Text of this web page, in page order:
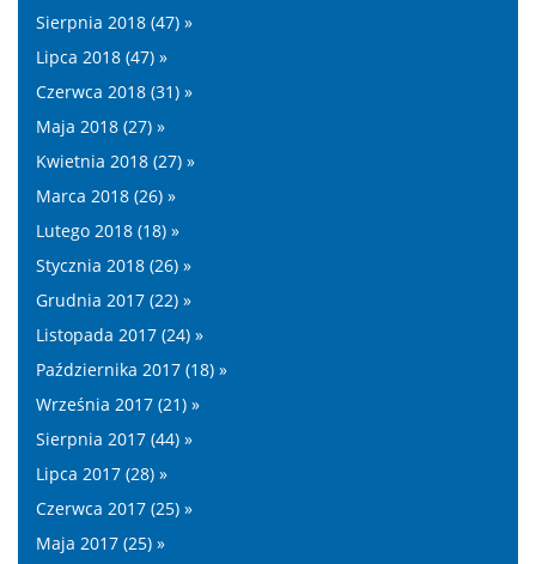
Sierpnia 2018 (47) »
Lipca 2018 (47) »
Czerwca 2018 (31) »
Maja 2018 (27) »
Kwietnia 2018 (27) »
Marca 2018 (26) »
Lutego 2018 (18) »
Stycznia 2018 (26) »
Grudnia 2017 (22) »
Listopada 2017 (24) »
Października 2017 (18) »
Września 2017 (21) »
Sierpnia 2017 (44) »
Lipca 2017 (28) »
Czerwca 2017 (25) »
Maja 2017 (25) »